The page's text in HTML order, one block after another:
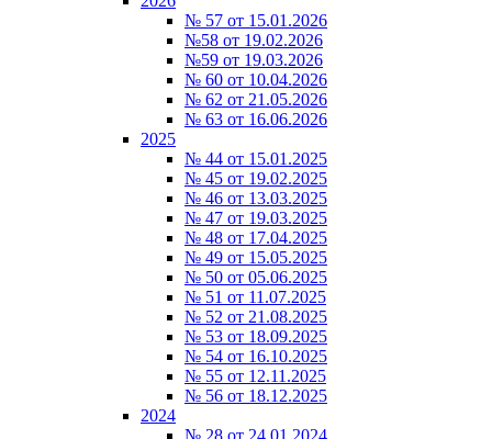
№ 57 от 15.01.2026
№58 от 19.02.2026
№59 от 19.03.2026
№ 60 от 10.04.2026
№ 62 от 21.05.2026
№ 63 от 16.06.2026
2025
№ 44 от 15.01.2025
№ 45 от 19.02.2025
№ 46 от 13.03.2025
№ 47 от 19.03.2025
№ 48 от 17.04.2025
№ 49 от 15.05.2025
№ 50 от 05.06.2025
№ 51 от 11.07.2025
№ 52 от 21.08.2025
№ 53 от 18.09.2025
№ 54 от 16.10.2025
№ 55 от 12.11.2025
№ 56 от 18.12.2025
2024
№ 28 от 24.01.2024